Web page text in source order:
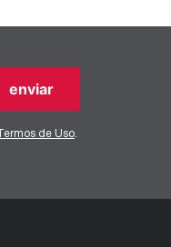
enviar
Termos de Uso